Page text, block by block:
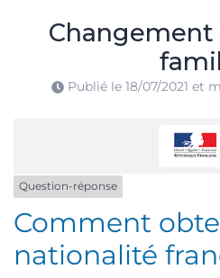
Publié le 18/07/2021 et
Question-réponse
Comment
nationalité